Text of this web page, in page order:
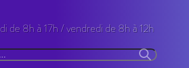
de 8h à 17h / vendredi de 8h à 12h
Rechercher